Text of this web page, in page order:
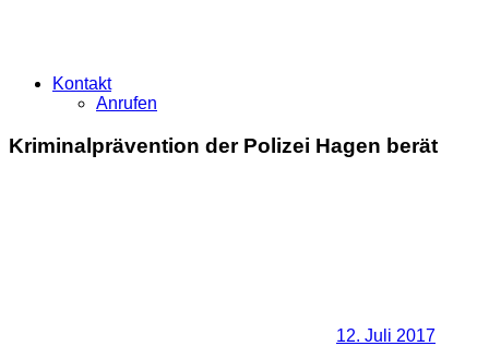
Kontakt
Anrufen
Kriminalprävention der Polizei Hagen berät
12. Juli 2017